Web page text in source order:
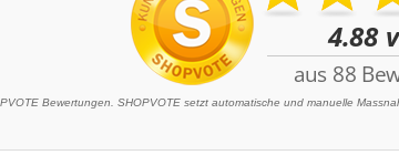
Bewertungen. SHOPVOTE setzt automatische und manuelle